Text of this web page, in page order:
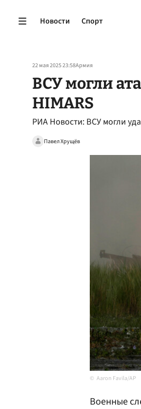
Новости Спорт
22 мая 2025 23:58Армия
ВСУ могли
HIMARS
РИА Новости: ВСУ могли
Павел Хрущёв
Aaron Favila/AP
Военные